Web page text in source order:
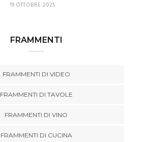
19 OTTOBRE 2025
FRAMMENTI
FRAMMENTI DI VIDEO
FRAMMENTI DI TAVOLE
FRAMMENTI DI VINO
FRAMMENTI DI CUCINA